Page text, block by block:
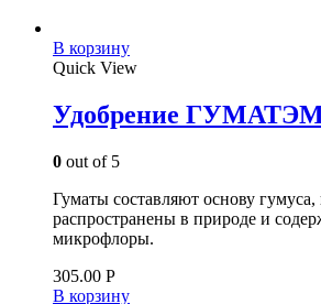
В корзину
Quick View
Удобрение ГУМАТЭМ
0 out of 5
Гуматы составляют основу
распространены в природе и
микрофлоры.
305.00 Р
В корзину